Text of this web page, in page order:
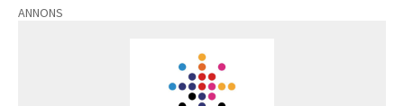
ANNONS